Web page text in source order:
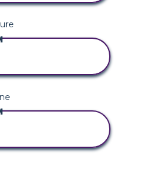
ACEST
ACEST